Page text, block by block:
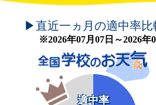
▶直近一ヵ月の適中率比
※2026年07月07日～2026年
適中率